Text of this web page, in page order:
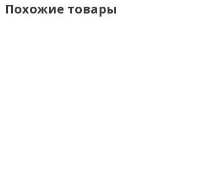
Похожие товары